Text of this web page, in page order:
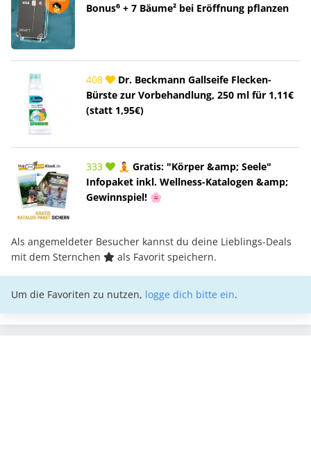
Bonus⁶ + 7 Bäume² bei Eröffnung pflanzen
408
Dr. Beckmann Gallseife Flecken-
Bürste zur Vorbehandlung, 250 ml für 1,11€
(statt 1,95€)
333
🧘 Gratis: "Körper &amp; Seele"
Infopaket inkl. Wellness-Katalogen &amp;
Gewinnspiel! 🌸
Als angemeldeter Besucher kannst du deine Lieblings-Deals
mit dem Sternchen
als Favorit speichern.
Um die Favoriten zu nutzen, logge dich bitte ein.